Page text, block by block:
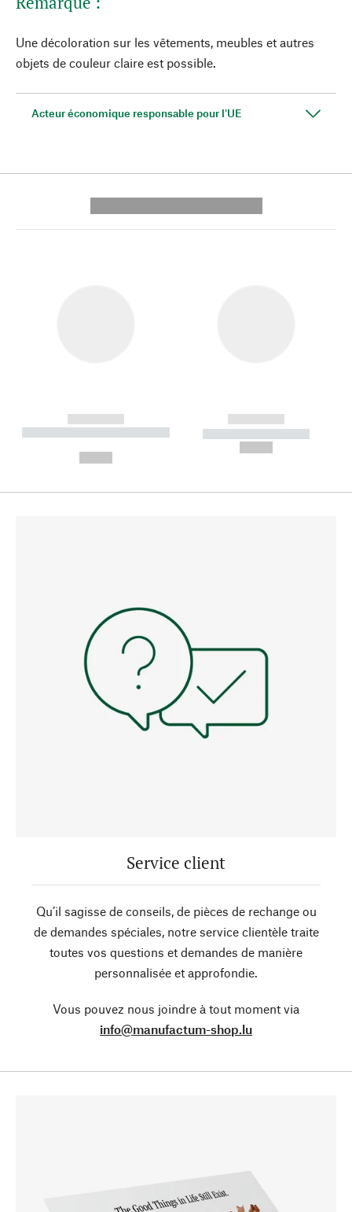
Une décoloration sur les vêtements, meubles et autres
objets de couleur claire est possible.
Acteur économique responsable pour l'UE
------------
----------- ----------- --------
------------
----------- -----------
Service client
Qu’il sagisse de conseils, de pièces de rechange ou
de demandes spéciales, notre service clientèle traite
toutes vos questions et demandes de manière
personnalisée et approfondie.
Vous pouvez nous joindre à tout moment via
info@manufactum-shop.lu